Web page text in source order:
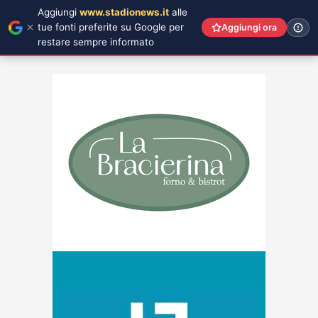
Aggiungi www.stadionews.it alle
tue fonti preferite su Google per
restare sempre informato
Aggiungi ora